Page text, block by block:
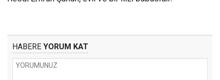
HABERE YORUM KAT